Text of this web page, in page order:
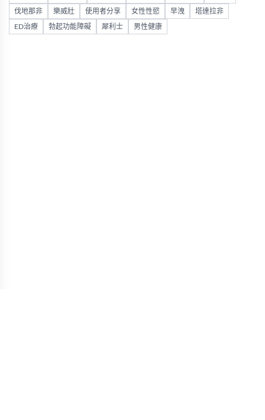
伐地那非 樂威壯 使用者分享 女性性慾 早洩 塔達拉非
ED治療 勃起功能障礙 犀利士 男性健康